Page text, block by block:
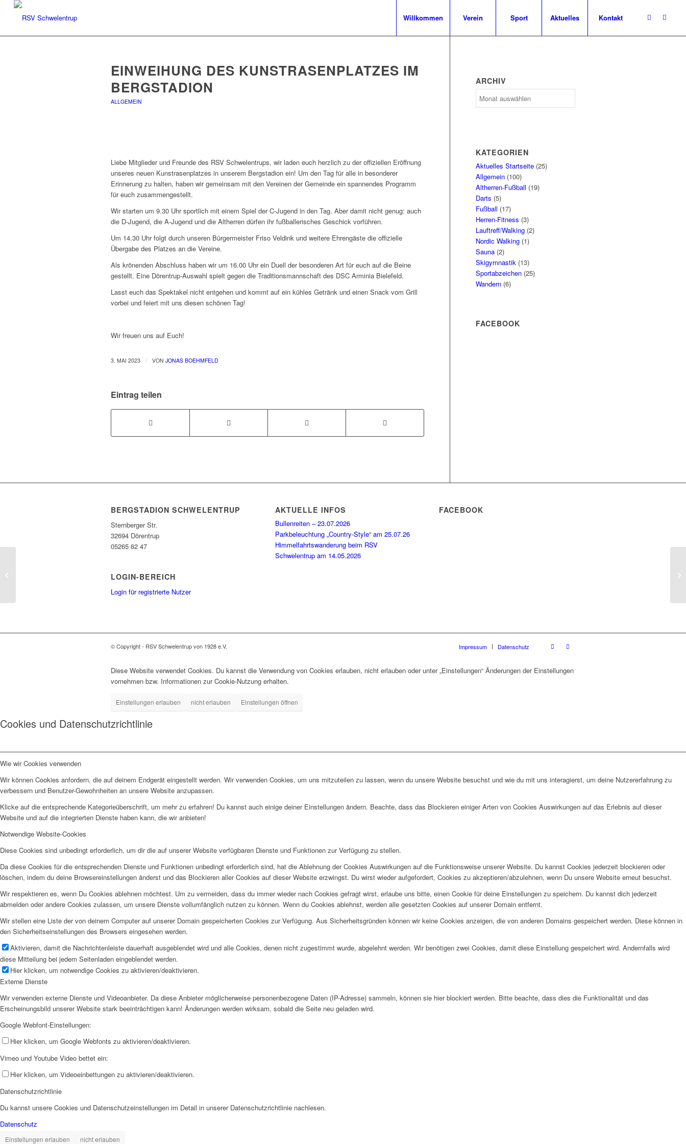
Willkommen Verein Sport Aktuelles Kontakt
EINWEIHUNG DES KUNSTRASENPLATZES IM
BERGSTADION
ALLGEMEIN
Liebe Mitglieder und Freunde des RSV Schwelentrups, wir laden euch herzlich zu der offiziellen Eröffnung
unseres neuen Kunstrasenplatzes in unserem Bergstadion ein! Um den Tag für alle in besonderer
Erinnerung zu halten, haben wir gemeinsam mit den Vereinen der Gemeinde ein spannendes Programm
für euch zusammengestellt.
Wir starten um 9.30 Uhr sportlich mit einem Spiel der C-Jugend in den Tag. Aber damit nicht genug: auch
die D-Jugend, die A-Jugend und die Altherren dürfen ihr fußballerisches Geschick vorführen.
Um 14.30 Uhr folgt durch unseren Bürgermeister Friso Veldink und weitere Ehrengäste die offizielle
Übergabe des Platzes an die Vereine.
Als krönenden Abschluss haben wir um 16.00 Uhr ein Duell der besonderen Art für euch auf die Beine
gestellt. Eine Dörentrup-Auswahl spielt gegen die Traditionsmannschaft des DSC Arminia Bielefeld.
Lasst euch das Spektakel nicht entgehen und kommt auf ein kühles Getränk und einen Snack vom Grill
vorbei und feiert mit uns diesen schönen Tag!
Wir freuen uns auf Euch!
3. MAI 2023 / VON JONAS BOEHMFELD
Eintrag teilen
ARCHIV
KATEGORIEN
Aktuelles Startseite (25)
Allgemein (100)
Altherren-Fußball (19)
Darts (5)
Fußball (17)
Herren-Fitness (3)
Lauftreff/Walking (2)
Nordic Walking (1)
Sauna (2)
Skigymnastik (13)
Sportabzeichen (25)
Wandern (6)
FACEBOOK
BERGSTADION SCHWELENTRUP
Sternberger Str.
32694 Dörentrup
05265 62 47
LOGIN-BEREICH
Login für registrierte Nutzer
AKTUELLE INFOS
Bullenreiten – 23.07.2026
Parkbeleuchtung „Country-Style“ am 25.07.26
Himmelfahrtswanderung beim RSV
Schwelentrup am 14.05.2026
FACEBOOK
© Copyright - RSV Schwelentrup von 1928 e.V. Impressum Datenschutz
Diese Website verwendet Cookies. Du kannst die Verwendung von Cookies erlauben, nicht erlauben oder unter „Einstellungen“ Änderungen der Einstellungen
vornehmen bzw. Informationen zur Cookie-Nutzung erhalten.
Einstellungen erlauben nicht erlauben Einstellungen öffnen
Cookies und Datenschutzrichtlinie
Wie wir Cookies verwenden
Wir können Cookies anfordern, die auf deinem Endgerät eingestellt werden. Wir verwenden Cookies, um uns mitzuteilen zu lassen, wenn du unsere Website besuchst und wie du mit uns interagierst, um deine Nutzererfahrung zu
verbessern und Benutzer-Gewohnheiten an unsere Website anzupassen.
Klicke auf die entsprechende Kategorieüberschrift, um mehr zu erfahren! Du kannst auch einige deiner Einstellungen ändern. Beachte, dass das Blockieren einiger Arten von Cookies Auswirkungen auf das Erlebnis auf dieser
Website und auf die integrierten Dienste haben kann, die wir anbieten!
Notwendige Website-Cookies
Diese Cookies sind unbedingt erforderlich, um dir die auf unserer Website verfügbaren Dienste und Funktionen zur Verfügung zu stellen.
Da diese Cookies für die entsprechenden Dienste und Funktionen unbedingt erforderlich sind, hat die Ablehnung der Cookies Auswirkungen auf die Funktionsweise unserer Website. Du kannst Cookies jederzeit blockieren oder
löschen, indem du deine Browsereinstellungen änderst und das Blockieren aller Cookies auf dieser Website erzwingst. Du wirst wieder aufgefordert, Cookies zu akzeptieren/abzulehnen, wenn Du unsere Website erneut besuchst.
Wir respektieren es, wenn Du Cookies ablehnen möchtest. Um zu vermeiden, dass du immer wieder nach Cookies gefragt wirst, erlaube uns bitte, einen Cookie für deine Einstellungen zu speichern. Du kannst dich jederzeit
abmelden oder andere Cookies zulassen, um unsere Dienste vollumfänglich nutzen zu können. Wenn du Cookies ablehnst, werden alle gesetzten Cookies auf unserer Domain entfernt.
Wir stellen eine Liste der von deinem Computer auf unserer Domain gespeicherten Cookies zur Verfügung. Aus Sicherheitsgründen können wir keine Cookies anzeigen, die von anderen Domains gespeichert werden. Diese können in
den Sicherheitseinstellungen des Browsers eingesehen werden.
Aktivieren, damit die Nachrichtenleiste dauerhaft ausgeblendet wird und alle Cookies, denen nicht zugestimmt wurde, abgelehnt werden. Wir benötigen zwei Cookies, damit diese Einstellung gespeichert wird. Andernfalls wird
diese Mitteilung bei jedem Seitenladen eingeblendet werden.
Hier klicken, um notwendige Cookies zu aktivieren/deaktivieren.
Externe Dienste
Wir verwenden externe Dienste und Videoanbieter. Da diese Anbieter möglicherweise personenbezogene Daten (IP-Adresse) sammeln, können sie hier blockiert werden. Bitte beachte, dass dies die Funktionalität und das
Erscheinungsbild unserer Website stark beeinträchtigen kann! Änderungen werden wirksam, sobald die Seite neu geladen wird.
Google Webfont-Einstellungen:
Hier klicken, um Google Webfonts zu aktivieren/deaktivieren.
Vimeo und Youtube Video bettet ein:
Hier klicken, um Videoeinbettungen zu aktivieren/deaktivieren.
Datenschutzrichtlinie
Du kannst unsere Cookies und Datenschutzeinstellungen im Detail in unserer Datenschutzrichtlinie nachlesen.
Datenschutz
Einstellungen erlauben nicht erlauben